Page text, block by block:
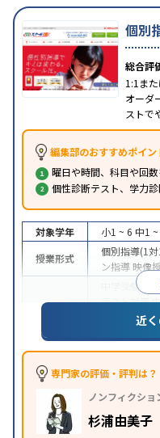
個別
1:1ま
オーダ
ストで
編集部のおすすめポイン
曜日や時間、科目や回
個性診断テスト、学力
対象学年 小1 ~ 6 中1
授業形式
個別指導(1
ン指導 映像
中学受験 高
テスト対策
(旧AO)対策
中高一貫校生
可能季節講
※2023年3月調査。小学校高学
近
専門家の評価・評判は？
ノンフィクショ
杉浦由美子